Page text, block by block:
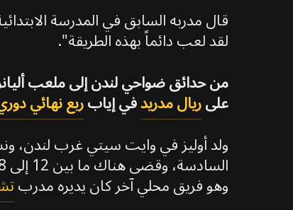
قال مدربه السابق في المدرسة
لقد لعب دائماً بهذه الطريقة".
من حدائق ضواحي لندن إلى ملعب
علىريال مدريدفي إيابربع نهائي
ولد أوليز في وايت سيتي غرب لندن،
وهو فريق محلي آخر كان يديره مدرب